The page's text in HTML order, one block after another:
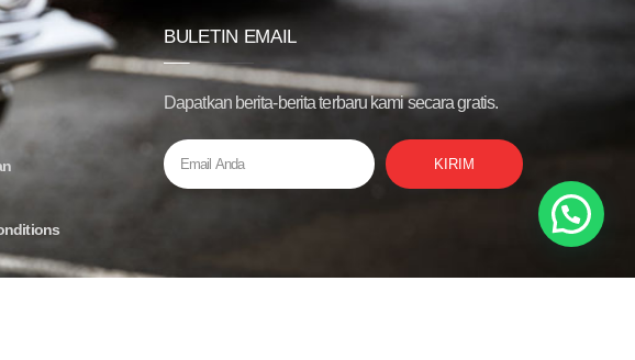
BULETIN EMAIL
Dapatkan berita-berita terbaru kami secara gratis.
KIRIM